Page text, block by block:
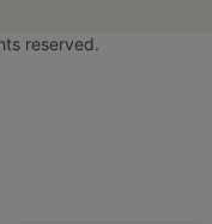
reserved.